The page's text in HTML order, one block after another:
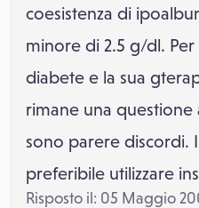
coesistenza di
minore di 2.5 g/dl.
diabete e la sua
rimane una
sono parere discordi.
preferibile utilizzare
Risposto il: 05 Maggio